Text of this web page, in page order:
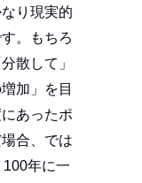
り現実的
。もちろ
散して」
加」を目
あったポ
合、では
年に一